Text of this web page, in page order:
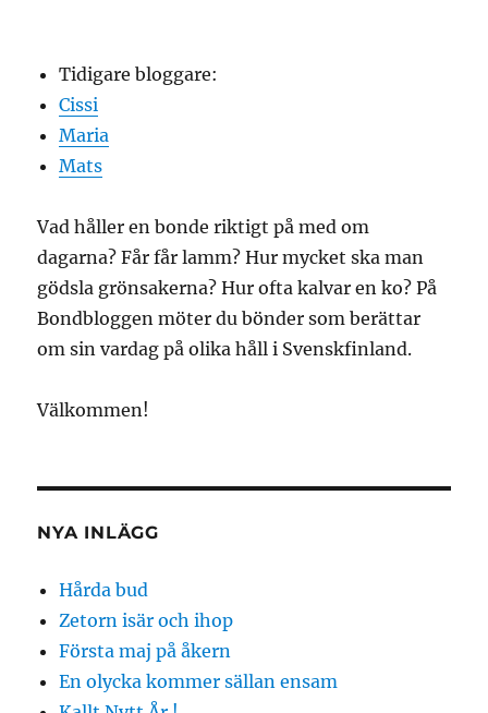
Tidigare bloggare:
Cissi
Maria
Mats
Vad håller en bonde riktigt på med om
dagarna? Får får lamm? Hur mycket ska man
gödsla grönsakerna? Hur ofta kalvar en ko? På
Bondbloggen möter du bönder som berättar
om sin vardag på olika håll i Svenskfinland.
Välkommen!
NYA INLÄGG
Hårda bud
Zetorn isär och ihop
Första maj på åkern
En olycka kommer sällan ensam